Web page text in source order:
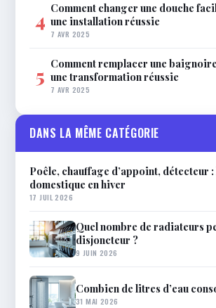
4 Comment changer une douche
une installation réussie
7 AVR 2025
5 Comment remplacer une
une transformation réussie
7 AVR 2025
DANS LA MÊME CATÉGORIE
Poêle, chauffage d’appoint, détecteur
domestique en hiver
17 JUIL 2026
Quel nombre de radiateurs
disjoncteur ?
9 JUIN 2026
Combien de litres d’eau
31 MAI 2026